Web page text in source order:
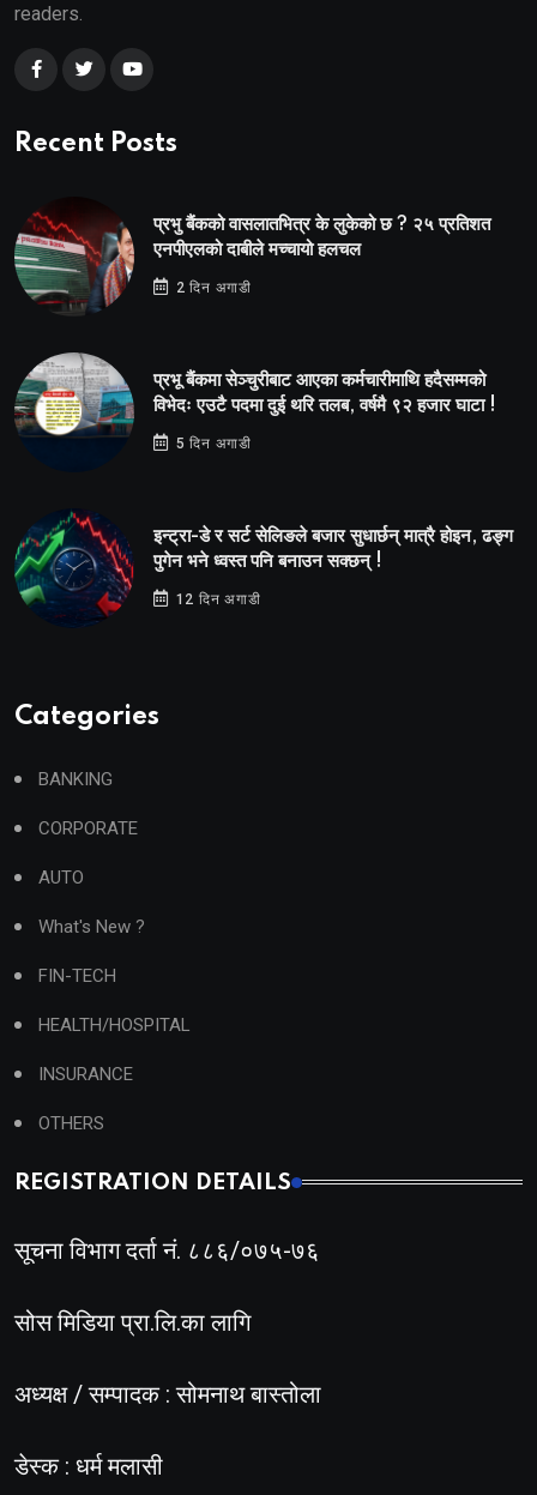
readers.
Recent Posts
प्रभु बैंकको वासलातभित्र के लुकेको छ ? २५ प्रतिशत
एनपीएलको दाबीले मच्चायो हलचल
2 दिन अगाडी
प्रभू बैंकमा सेञ्चुरीबाट आएका कर्मचारीमाथि हदैसम्मको
विभेदः एउटै पदमा दुई थरि तलब, वर्षमै ९२ हजार घाटा !
5 दिन अगाडी
इन्ट्रा-डे र सर्ट सेलिङले बजार सुधार्छन् मात्रै होइन, ढङ्ग
पुगेन भने ध्वस्त पनि बनाउन सक्छन् !
12 दिन अगाडी
Categories
BANKING
CORPORATE
AUTO
What's New ?
FIN-TECH
HEALTH/HOSPITAL
INSURANCE
OTHERS
REGISTRATION DETAILS
सूचना विभाग दर्ता नं. ८८६/०७५-७६
सोस मिडिया प्रा.लि.का लागि
अध्यक्ष / सम्पादक : सोमनाथ बास्तोला
डेस्क : धर्म मलासी